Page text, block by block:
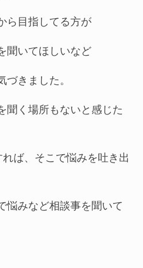
ら目指してる方が
聞いてほしいなど
きました。
聞く場所もないと感じた
ば、そこで悩みを吐き出
悩みなど相談事を聞いて